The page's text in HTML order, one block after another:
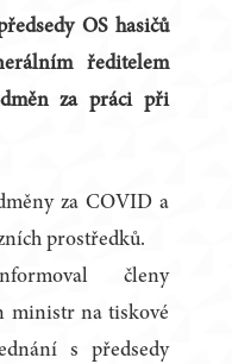
OS hasičů
ředitelem
za práci při
za COVID a
prostředků.
členy
ministr na tiskové
s předsedy